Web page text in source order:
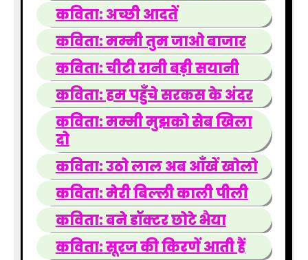
कविता: अच्छी आदतें
कविता: मम्मी तुम जाओ बाजार
कविता: चीटी रानी बड़ी सयानी
कविता: हम पहुँचे सरकस के अंदर
कविता: मम्मी मुझको सेब खिला
दो
कविता: उठो लाल अब आँखें खोलो
कविता: मेरी बिल्ली काली पीली
कविता: बने डॉक्टर छोटे भैया
कविता: सूरज की किरणें आती हैं